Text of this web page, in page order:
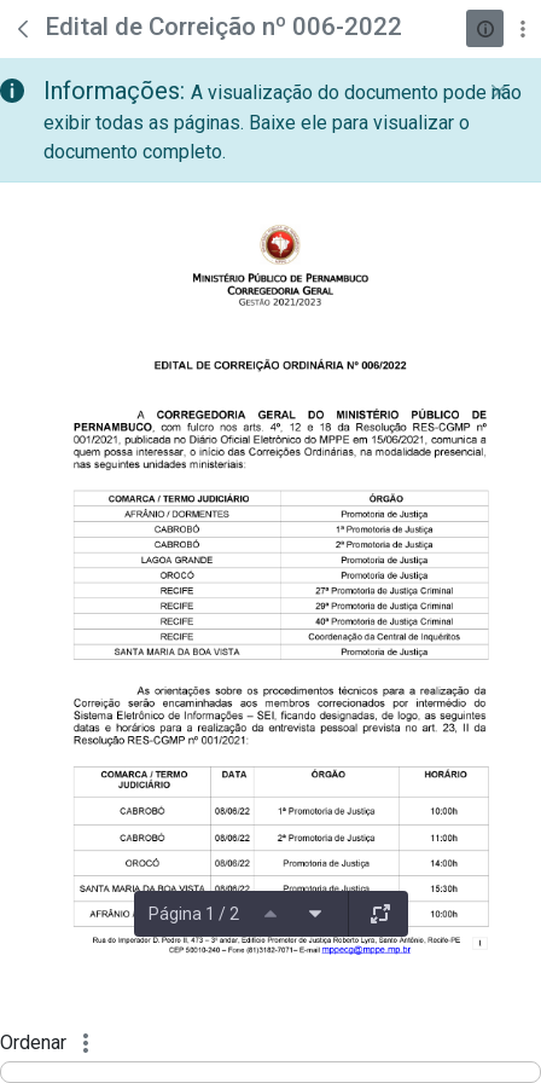
Pular para o Conteúdo principal
teste descricao
Edital de Correição nº 006-2022
Informações: A visualização do documento pode não
exibir todas as páginas. Baixe ele para visualizar o
documento completo.
Página 1 / 2
Ordenar